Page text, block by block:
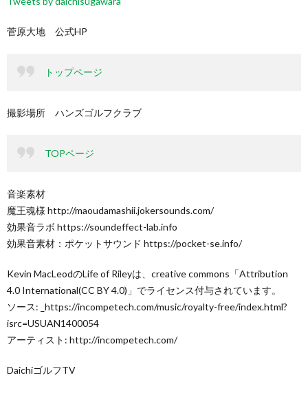
菅原大地 公式HP
トップページ
撮影場所 ハンズゴルフクラブ
TOPページ
音楽素材
魔王魂様 http://maoudamashii.jokersounds.com/
効果音ラボ https://soundeffect-lab.info
効果音素材：ポケットサウンド https://pocket-se.info/
Kevin MacLeodのLife of Rileyは、creative commons「Attribution
4.0 International(CC BY 4.0)」でライセンス付与されています。
ソース: _https://incompetech.com/music/royalty-free/index.html?
isrc=USUAN1400054
アーティスト: http://incompetech.com/
DaichiゴルフTV